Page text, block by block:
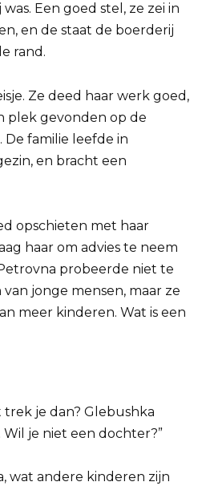
was. Een goed stel, ze zei in
en de staat de boerderij
rand.
Ze deed haar werk goed,
plek gevonden op de
familie leefde in
en bracht een
opschieten met haar
haar om advies te neem
probeerde niet te
jonge mensen, maar ze
meer kinderen. Wat is een
trek je dan? Glebushka
je niet een dochter?”
wat andere kinderen zijn